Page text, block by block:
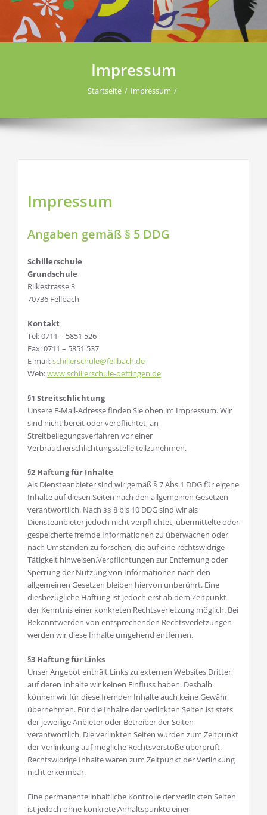
Impressum
Startseite Impressum
Impressum
Angaben gemäß § 5 DDG
Schillerschule
Grundschule
Rilkestrasse 3
70736 Fellbach
Kontakt
Tel: 0711 – 5851 526
Fax: 0711 – 5851 537
E-mail:schillerschule@fellbach.de
Web:www.schillerschule-oeffingen.de
§1 Streitschlichtung
Unsere E-Mail-Adresse finden Sie oben im Impressum. Wir
sind nicht bereit oder verpflichtet, an
Streitbeilegungsverfahren vor einer
Verbraucherschlichtungsstelle teilzunehmen.
§2 Haftung für Inhalte
Als Diensteanbieter sind wir gemäß § 7 Abs.1 DDG für eigene
Inhalte auf diesen Seiten nach den allgemeinen Gesetzen
verantwortlich. Nach §§ 8 bis 10 DDG sind wir als
Diensteanbieter jedoch nicht verpflichtet, übermittelte oder
gespeicherte fremde Informationen zu überwachen oder
nach Umständen zu forschen, die auf eine rechtswidrige
Tätigkeit hinweisen.Verpflichtungen zur Entfernung oder
Sperrung der Nutzung von Informationen nach den
allgemeinen Gesetzen bleiben hiervon unberührt. Eine
diesbezügliche Haftung ist jedoch erst ab dem Zeitpunkt
der Kenntnis einer konkreten Rechtsverletzung möglich. Bei
Bekanntwerden von entsprechenden Rechtsverletzungen
werden wir diese Inhalte umgehend entfernen.
§3 Haftung für Links
Unser Angebot enthält Links zu externen Websites Dritter,
auf deren Inhalte wir keinen Einfluss haben. Deshalb
können wir für diese fremden Inhalte auch keine Gewähr
übernehmen. Für die Inhalte der verlinkten Seiten ist stets
der jeweilige Anbieter oder Betreiber der Seiten
verantwortlich. Die verlinkten Seiten wurden zum Zeitpunkt
der Verlinkung auf mögliche Rechtsverstöße überprüft.
Rechtswidrige Inhalte waren zum Zeitpunkt der Verlinkung
nicht erkennbar.
Eine permanente inhaltliche Kontrolle der verlinkten Seiten
ist jedoch ohne konkrete Anhaltspunkte einer